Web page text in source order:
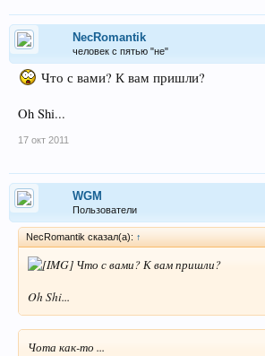
NecRomantik
человек с пятью "не"
Что с вами? К вам пришли?
Oh Shi...
17 окт 2011
WGM
Пользователи
NecRomantik сказал(а): ↑
Что с вами? К вам пришли?
Oh Shi...
Чота как-то ...